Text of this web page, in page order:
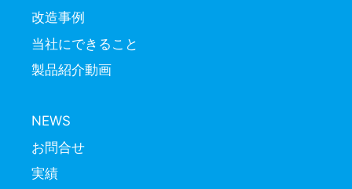
改造事例
当社にできること
製品紹介動画
NEWS
お問合せ
実績